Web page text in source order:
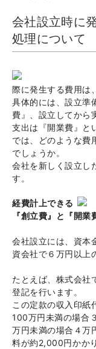
会社設立時に
処理について
際に発生する費用は
具体的には、設立準
費』、設立してから
支出は『開業費』と
では、どのような費
でしょうか。
会社を新しく設立し
す。
経費計上できる
『創立費』と『開業
会社設立には、資本
資会社で６万円以上
たとえば、株式会社
登記を行います。
この定款の収入印紙
100万円未満の場合
万円未満の場合４万
料が約2,000円かか